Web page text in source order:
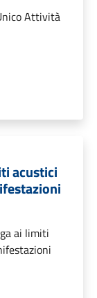
Attività
acustici
ai limiti